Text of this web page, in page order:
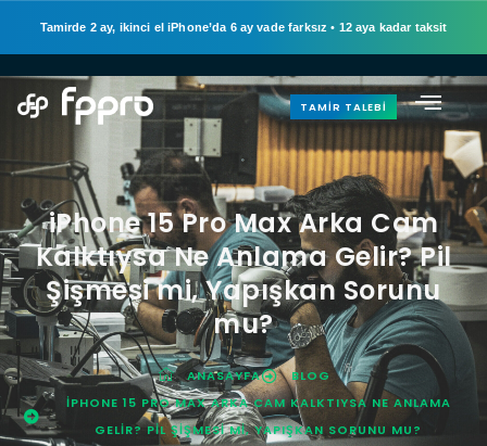
Tamirde 2 ay, ikinci el iPhone’da 6 ay vade farksız • 12 aya kadar taksit
TAMIR TALEBI
iPhone 15 Pro Max Arka Cam
Kalktıysa Ne Anlama Gelir? Pil
Şişmesi mi, Yapışkan Sorunu
mu?
ANASAYFA
BLOG
IPHONE 15 PRO MAX ARKA CAM KALKTIYSA NE ANLAMA
GELIR? PIL ŞIŞMESI MI, YAPIŞKAN SORUNU MU?